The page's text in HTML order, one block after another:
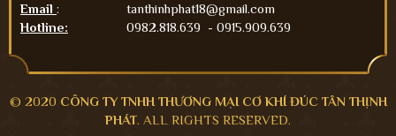
Email :
tanthinhphat18@gmail.com
Hotline:
0982.818.639 - 0915.909.639
© 2020 CÔNG TY TNHH THƯƠNG MẠI CƠ KHÍ ĐÚC TÂN THỊNH
PHÁT. ALL RIGHTS RESERVED.